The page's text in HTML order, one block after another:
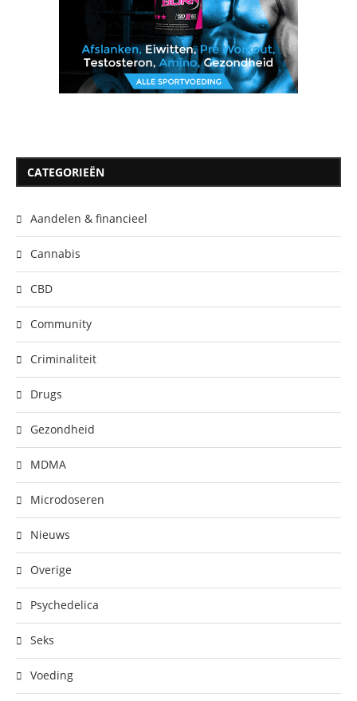
CATEGORIEËN
Aandelen & financieel
Cannabis
CBD
Community
Criminaliteit
Drugs
Gezondheid
MDMA
Microdoseren
Nieuws
Overige
Psychedelica
Seks
Voeding